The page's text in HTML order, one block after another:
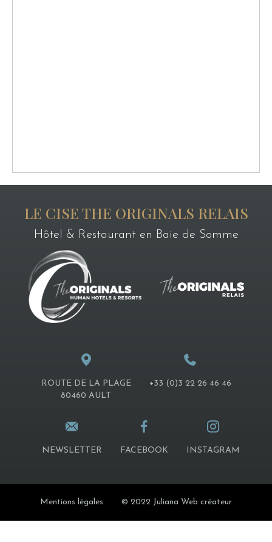
LE CISE THE ORIGINALS RELAIS
Hôtel & Restaurant en Baie de Somme
ROUTE DE LA PLAGE
80460 AULT
+33 (0)3 22 26 46 46
NEWSLETTER FACEBOOK INSTAGRAM
Mentions légales © 2022 Juliana Web créateur